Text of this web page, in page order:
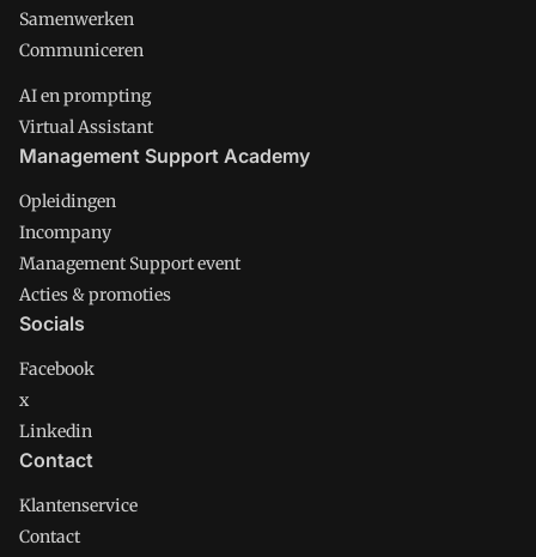
Samenwerken
Communiceren
AI en prompting
Virtual Assistant
Management Support Academy
Opleidingen
Incompany
Management Support event
Acties & promoties
Socials
Facebook
x
Linkedin
Contact
Klantenservice
Contact